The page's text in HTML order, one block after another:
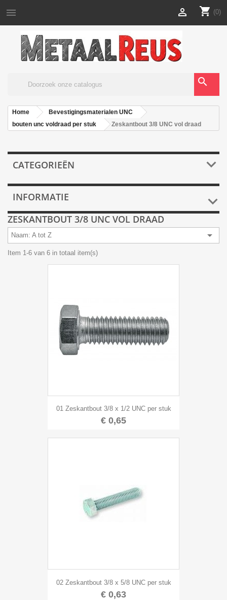
 shopping_cart (0)

search
Home
Bevestigingsmaterialen UNC
bouten unc voldraad per stuk
Zeskantbout 3/8 UNC vol draad
CATEGORIEËN 
INFORMATIE 
ZESKANTBOUT 3/8 UNC VOL DRAAD
Naam: A tot Z 
Item 1-6 van 6 in totaal item(s)
01 Zeskantbout 3/8 x 1/2 UNC per stuk
€ 0,65
02 Zeskantbout 3/8 x 5/8 UNC per stuk
€ 0,63